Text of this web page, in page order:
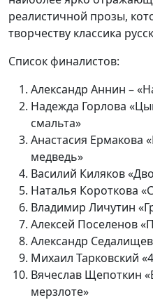
реалистичной прозы,
творчеству классика
Список финалистов:
Александр Аннин –
Надежда Горлова
смальта»
Анастасия Ермакова
медведь»
Василий Киляков
Наталья Короткова
Владимир Личутин
Алексей Поселенов
Александр
Михаил Тарковский
Вячеслав Щепоткин
мерзлоте»